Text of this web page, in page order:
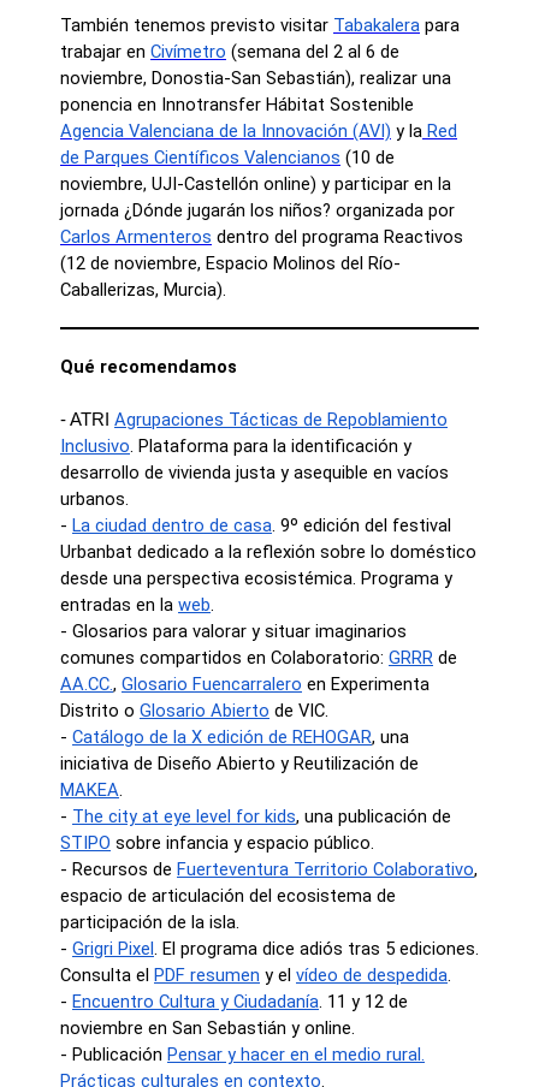
También tenemos previsto visitar Tabakalera para
trabajar en Civímetro (semana del 2 al 6 de
noviembre, Donostia-San Sebastián), realizar una
ponencia en Innotransfer Hábitat Sostenible
Agencia Valenciana de la Innovación (AVI) y la Red
de Parques Científicos Valencianos (10 de
noviembre, UJI-Castellón online) y participar en la
jornada ¿Dónde jugarán los niños? organizada por
Carlos Armenteros dentro del programa Reactivos
(12 de noviembre, Espacio Molinos del Río-
Caballerizas, Murcia).
Qué recomendamos
- ATRI Agrupaciones Tácticas de Repoblamiento
Inclusivo. Plataforma para la identificación y
desarrollo de vivienda justa y asequible en vacíos
urbanos.
- La ciudad dentro de casa. 9º edición del festival
Urbanbat dedicado a la reflexión sobre lo doméstico
desde una perspectiva ecosistémica. Programa y
entradas en la web.
- Glosarios para valorar y situar imaginarios
comunes compartidos en Colaboratorio: GRRR de
AA.CC., Glosario Fuencarralero en Experimenta
Distrito o Glosario Abierto de VIC.
- Catálogo de la X edición de REHOGAR, una
iniciativa de Diseño Abierto y Reutilización de
MAKEA.
- The city at eye level for kids, una publicación de
STIPO sobre infancia y espacio público.
- Recursos de Fuerteventura Territorio Colaborativo,
espacio de articulación del ecosistema de
participación de la isla.
- Grigri Pixel. El programa dice adiós tras 5 ediciones.
Consulta el PDF resumen y el vídeo de despedida.
- Encuentro Cultura y Ciudadanía. 11 y 12 de
noviembre en San Sebastián y online.
- Publicación Pensar y hacer en el medio rural.
Prácticas culturales en contexto.